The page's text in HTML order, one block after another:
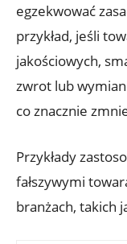
egzekwować
przykład, jeśli
jakościowych,
zwrot lub
co znacznie
Przykłady
fałszywymi
⁤branżach, takich⁤